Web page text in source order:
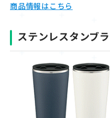
商品情報はこちら
ステンレスタンブ